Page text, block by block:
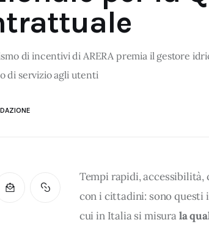
di incentivi di ARERA premia il gestore
di servizio agli utenti
Tempi rapidi, accessibilità,
con i cittadini: sono
cui in Italia si misura la